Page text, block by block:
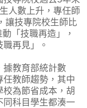
人數上升，專任師
讓技專院校生師比
「技職再造」，
再見」。
據教育部統計數
教師趨勢，其中
為節省成本，胡
同科目學生都湊一